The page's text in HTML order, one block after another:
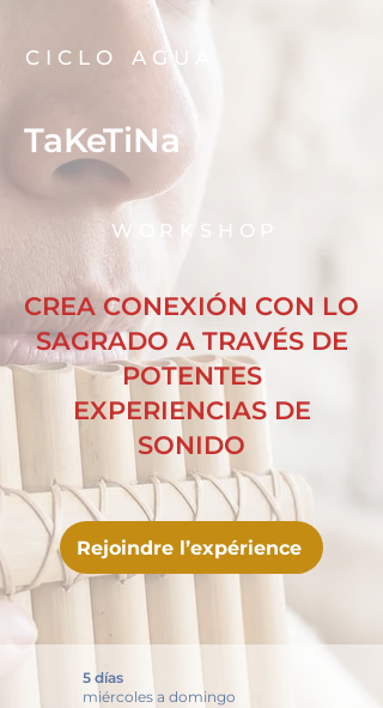
CICLO AGUA
TaKeTiNa
WORKSHOP
CREA CONEXIÓN CON LO
SAGRADO A TRAVÉS DE
POTENTES
EXPERIENCIAS DE
SONIDO
Rejoindre l’expérience
5 días
miércoles a domingo